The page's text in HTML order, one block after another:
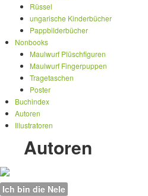
Rüssel
ungarische Kinderbücher
Pappbilderbücher
Nonbooks
Maulwurf Plüschfiguren
Maulwurf Fingerpuppen
Tragetaschen
Poster
Buchindex
Autoren
Illustratoren
Autoren
Ich bin die Nele